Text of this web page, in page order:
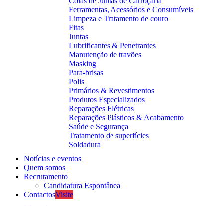
Ferramentas, Acessórios e Consumíveis
Limpeza e Tratamento de couro
Fitas
Juntas
Lubrificantes & Penetrantes
Manutenção de travões
Masking
Para-brisas
Polis
Primários & Revestimentos
Produtos Especializados
Reparações Elétricas
Reparações Plásticos & Acabamento
Saúde e Segurança
Tratamento de superfícies
Soldadura
Notícias e eventos
Quem somos
Recrutamento
Candidatura Espontânea
ContactosVisite